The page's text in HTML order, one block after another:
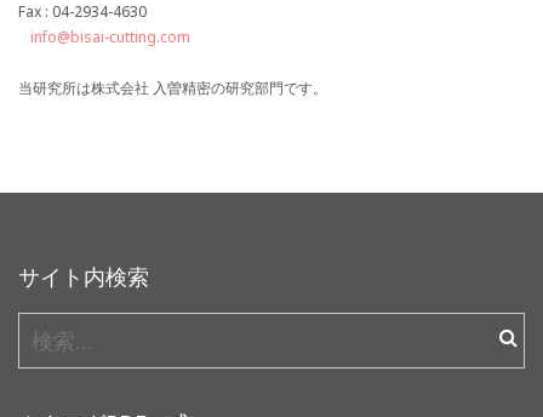
Fax : 04-2934-4630
info@bisai-cutting.com
当研究所は株式会社 入曽精密の研究部門です。
サイト内検索
検
索: